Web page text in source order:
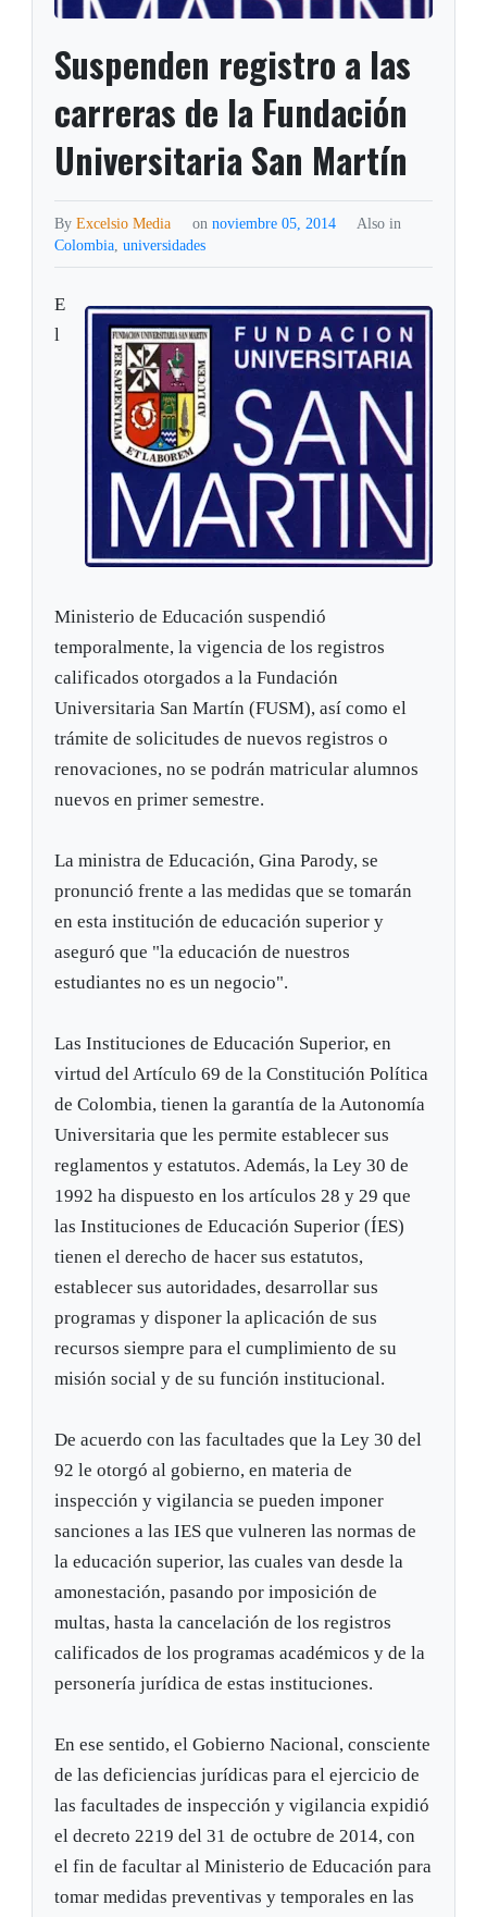
Suspenden registro a las
carreras de la Fundación
Universitaria San Martín
ByExcelsio Media on noviembre 05, 2014
Also in
Colombia,universidades
E
l
Ministerio de Educación suspendió
temporalmente, la vigencia de los registros
calificados otorgados a la Fundación
Universitaria San Martín (FUSM), así como el
trámite de solicitudes de nuevos registros o
renovaciones, no se podrán matricular alumnos
nuevos en primer semestre.
La ministra de Educación, Gina Parody, se
pronunció frente a las medidas que se tomarán
en esta institución de educación superior y
aseguró que "la educación de nuestros
estudiantes no es un negocio".
Las Instituciones de Educación Superior, en
virtud del Artículo 69 de la Constitución Política
de Colombia, tienen la garantía de la Autonomía
Universitaria que les permite establecer sus
reglamentos y estatutos. Además, la Ley 30 de
1992 ha dispuesto en los artículos 28 y 29 que
las Instituciones de Educación Superior (ÍES)
tienen el derecho de hacer sus estatutos,
establecer sus autoridades, desarrollar sus
programas y disponer la aplicación de sus
recursos siempre para el cumplimiento de su
misión social y de su función institucional.
De acuerdo con las facultades que la Ley 30 del
92 le otorgó al gobierno, en materia de
inspección y vigilancia se pueden imponer
sanciones a las IES que vulneren las normas de
la educación superior, las cuales van desde la
amonestación, pasando por imposición de
multas, hasta la cancelación de los registros
calificados de los programas académicos y de la
personería jurídica de estas instituciones.
En ese sentido, el Gobierno Nacional, consciente
de las deficiencias jurídicas para el ejercicio de
las facultades de inspección y vigilancia expidió
el decreto 2219 del 31 de octubre de 2014, con
el fin de facultar al Ministerio de Educación para
tomar medidas preventivas y temporales en las